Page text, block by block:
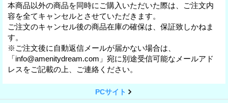
本商品以外の商品を同時にご購入いただいた際は、ご注文内
容を全てキャンセルとさせていただきます。
ご注文のキャンセル後の商品在庫の確保は、保証致しかねま
す。
※ご注文後に自動返信メールが届かない場合は、
「info@amenitydream.com」宛に別途受信可能なメールアド
レスをご記載の上、ご連絡ください。
PCサイト